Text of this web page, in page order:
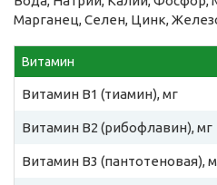
Марганец, Селен, Цинк,
Витамин
Витамин B1 (тиамин), мг
Витамин B2 (рибофлавин), мг
Витамин B3 (пантотеновая),